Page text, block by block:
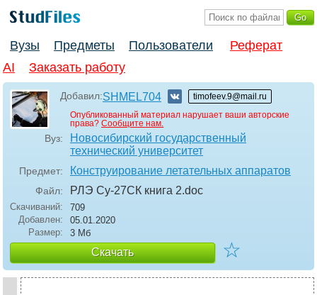
Вузы Предметы Пользователи
Реферат
AI
Заказать работу
Добавил:SHMEL704
timofeev.9@mail.ru
Опубликованный материал нарушает ваши авторские
права? Сообщите нам.
Вуз:
Новосибирский государственный
технический университет
Предмет: Конструирование летательных аппаратов
Файл: РЛЭ Су-27СК книга 2.doc
Скачиваний:
709
Добавлен:
05.01.2020
Размер:
3 Мб
Скачать ☆